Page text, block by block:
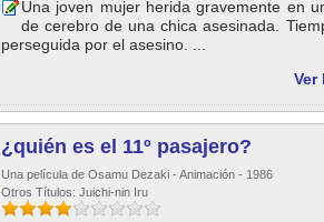
Una joven mujer herida gravemente en
de cerebro de una chica asesinada.
perseguida por el asesino. ...
Ver
¿quién es el 11º pasajero?
Una película de Osamu Dezaki - Animación - 1986
Otros Títulos: Juichi-nin Iru